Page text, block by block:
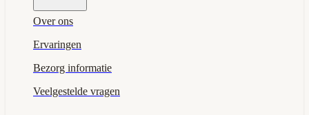
Over ons
Ervaringen
Bezorg informatie
Veelgestelde vragen